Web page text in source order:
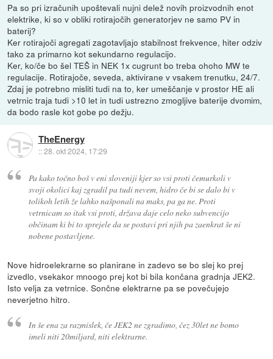
Pa so pri izračunih upoštevali nujni delež novih proizvodnih enot
elektrike, ki so v obliki rotirajočih generatorjev ne samo PV in
baterij?
Ker rotirajoči agregati zagotavljajo stabilnost frekvence, hiter odziv
tako za primarno kot sekundarno regulacijo.
Ker, ko/če bo šel TEŠ in NEK 1x cugrunt bo treba ohoho MW te
regulacije. Rotirajoče, seveda, aktivirane v vsakem trenutku, 24/7.
Zdaj je potrebno misliti tudi na to, ker umeščanje v prostor HE ali
vetrnic traja tudi >10 let in tudi ustrezno zmogljive baterije dvomim,
da bodo rasle kot gobe po dežju.
TheEnergy
::28. okt 2024, 17:29
Pa kako točno boš v eni sloveniji kjer so vsi proti čemurkoli v
svoji okolici kaj zgradil pa tudi nevem, hidro če bi se dalo bi v
tolikoh letih že lahko našponali na maks, pa ga ne. Proti
vetrnicam so itak vsi proti, država daje celo neko subvencijo
občinam ki bi to sprejele da se postavi pri njih pa zaenkrat še ni
nobene postavljene.
Nove hidroelekrarne so planirane in zadevo se bo slej ko prej
izvedlo, vsekakor mnoogo prej kot bi bila končana gradnja JEK2.
Isto velja za vetrnice. Sončne elektrarne pa se povečujejo
neverjetno hitro.
In še ena za razmislek, če JEK2 ne zgradimo, čez 30let ne bomo
imeli niti 20miljard, niti elektrarne.